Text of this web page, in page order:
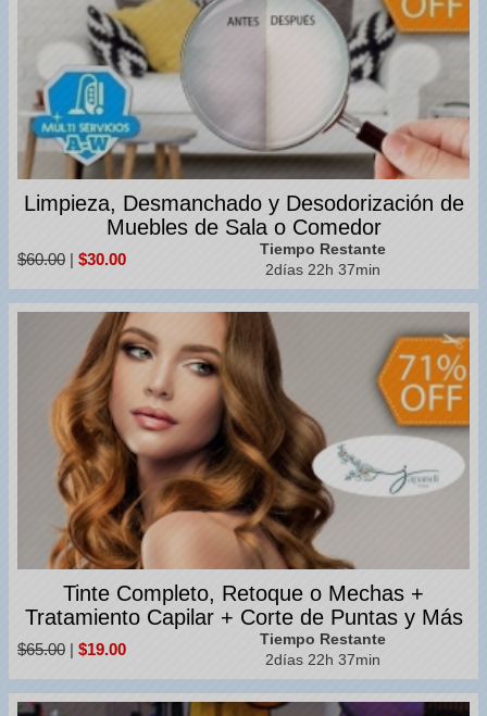
Limpieza, Desmanchado y Desodorización de
Muebles de Sala o Comedor
$60.00 | $30.00
Tiempo Restante
2días 22h 37min
Tinte Completo, Retoque o Mechas +
Tratamiento Capilar + Corte de Puntas y Más
$65.00 | $19.00
Tiempo Restante
2días 22h 37min